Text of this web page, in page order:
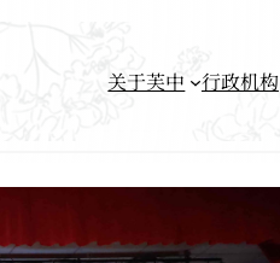
关于芙中 行政机构